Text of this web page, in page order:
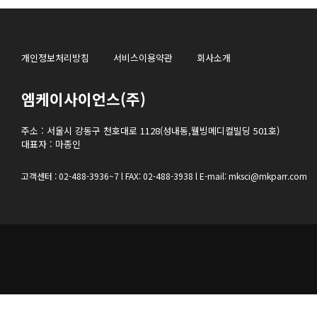
개인정보처리방침 서비스이용약관 회사소개
엠케이사이언스(주)
주소 : 서울시 강동구 천호대로 1128(성내동,웰빙메디컬빌딩 501호)
대표자 : 마종인
고객센터 : 02-488-3936~7 l FAX: 02-488-3938 l E-mail: mksci@mkparr.com